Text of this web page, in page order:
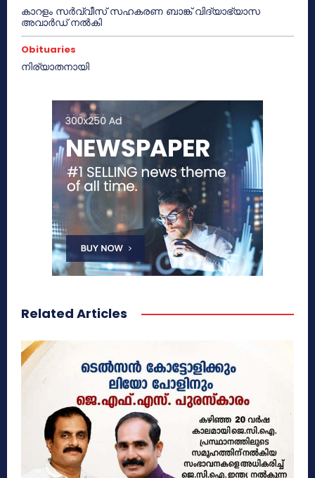
കാറളം സർവ്വീസ് സഹകരണ ബാങ്ക് വിദ്യാഭ്യാസ
അവാർഡ് നൽകി
Obituaries
നിര്യാതനായി
Related Articles